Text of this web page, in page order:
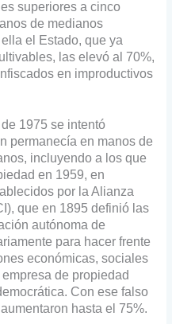
superiores a cinco
de medianos
el Estado, que ya
las elevó al 70%,
en improductivos
1975 se intentó
permanecía en manos de
incluyendo a los que
en 1959, en
por la Alianza
que en 1895 definió las
autónoma de
para hacer frente
económicas, sociales
de propiedad
Con ese falso
hasta el 75%.